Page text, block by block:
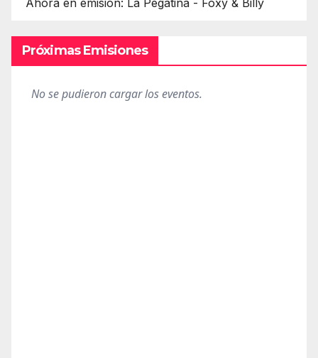
Ahora en emisión: La Pegatina - Foxy & Billy
Próximas Emisiones